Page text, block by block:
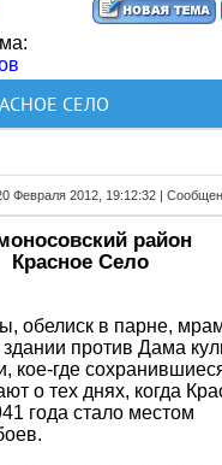
СЕЛО
Февраля 2012, 19:12:32 |
район
Красное Село
обелиск в парне,
против Дама
кое-где
о тех днях, когда
года стало местом